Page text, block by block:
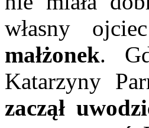
własny
małżonek.
Katarzyny
zaczął